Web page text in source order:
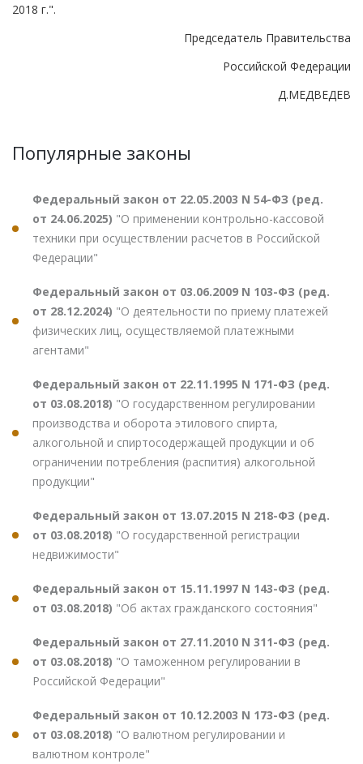
2018 г.".
Председатель Правительства
Российской Федерации
Д.МЕДВЕДЕВ
Популярные законы
Федеральный закон от 22.05.2003 N 54-ФЗ (ред.
от 24.06.2025) "О применении контрольно-кассовой
техники при осуществлении расчетов в Российской
Федерации"
Федеральный закон от 03.06.2009 N 103-ФЗ (ред.
от 28.12.2024) "О деятельности по приему платежей
физических лиц, осуществляемой платежными
агентами"
Федеральный закон от 22.11.1995 N 171-ФЗ (ред.
от 03.08.2018) "О государственном регулировании
производства и оборота этилового спирта,
алкогольной и спиртосодержащей продукции и об
ограничении потребления (распития) алкогольной
продукции"
Федеральный закон от 13.07.2015 N 218-ФЗ (ред.
от 03.08.2018) "О государственной регистрации
недвижимости"
Федеральный закон от 15.11.1997 N 143-ФЗ (ред.
от 03.08.2018) "Об актах гражданского состояния"
Федеральный закон от 27.11.2010 N 311-ФЗ (ред.
от 03.08.2018) "О таможенном регулировании в
Российской Федерации"
Федеральный закон от 10.12.2003 N 173-ФЗ (ред.
от 03.08.2018) "О валютном регулировании и
валютном контроле"